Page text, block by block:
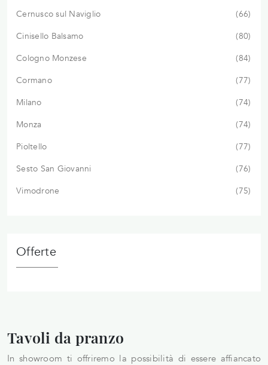
Cernusco sul Naviglio
66
Cinisello Balsamo
80
Cologno Monzese
84
Cormano
77
Milano
74
Monza
74
Pioltello
77
Sesto San Giovanni
76
Vimodrone
75
Offerte
Tavoli da pranzo
In showroom ti offriremo la possibilità di essere affiancato